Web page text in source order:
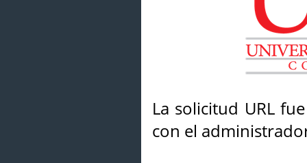
La solicitud URL
con el